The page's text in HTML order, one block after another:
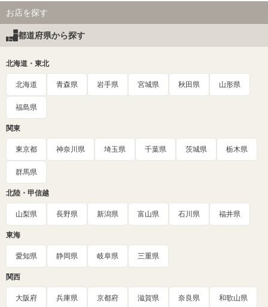
お店を探す
都道府県から探す
北海道・東北
北海道 青森県 岩手県 宮城県 秋田県 山形県
福島県
関東
東京都 神奈川県 埼玉県 千葉県 茨城県 栃木県
群馬県
北陸・甲信越
山梨県 長野県 新潟県 富山県 石川県 福井県
東海
愛知県 静岡県 岐阜県 三重県
関西
大阪府 兵庫県 京都府 滋賀県 奈良県 和歌山県